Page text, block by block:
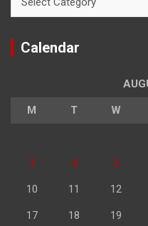
Calendar
M T W
3 4 5
10 11 12
17 18 19